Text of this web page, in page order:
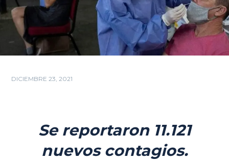
DICIEMBRE 23, 2021
Se reportaron 11.121
nuevos contagios.